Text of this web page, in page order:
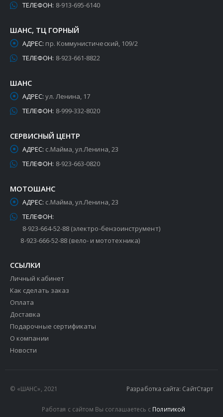
ТЕЛЕФОН: 8-913-695-6140
ШАНС, ТЦ ГОРНЫЙ
АДРЕС: пр. Коммунистический, 109/2
ТЕЛЕФОН: 8-923-661-8822
ШАНС
АДРЕС: ул. Ленина, 17
ТЕЛЕФОН: 8-999-332-8020
СЕРВИСНЫЙ ЦЕНТР
АДРЕС: с.Майма, ул.Ленина, 23
ТЕЛЕФОН: 8-923-663-0820
МОТОШАНС
АДРЕС: с.Майма, ул.Ленина, 23
ТЕЛЕФОН:
8-923-664-52-88 (электро-бензоинструмент)
8-923-666-52-88 (вело- и мототехника)
ССЫЛКИ
Личный кабинет
Как сделать заказ
Оплата
Доставка
Подарочные сертификаты
О компании
Новости
© «ШАНС», 2021 Разработка сайта: СайтСтарт
Работая с сайтом Вы соглашаетесь с Политикой